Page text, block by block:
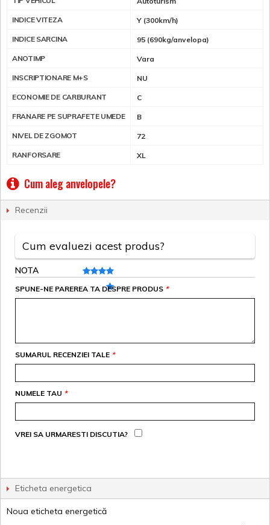
INDICE VITEZA Y (300km/h)
INDICE SARCINA 95 (690kg/anvelopa)
ANOTIMP Vara
INSCRIPTIONARE M+S NU
ECONOMIE DE CARBURANT C
FRANARE PE SUPRAFETE UMEDE B
NIVEL DE ZGOMOT 72
RANFORSARE XL
Cum aleg anvelopele?
Recenzii
Cum evaluezi acest produs?
NOTA
*
SPUNE-NE PAREREA TA DESPRE PRODUS
*
SUMARUL RECENZIEI TALE
*
NUMELE TAU
VREI SA URMARESTI DISCUTIA?
Eticheta energetica
Noua eticheta energetică